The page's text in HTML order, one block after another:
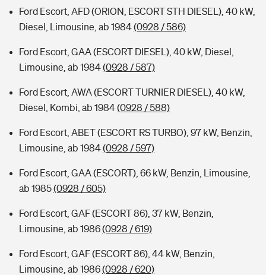
Ford Escort, AFD (ORION, ESCORT STH DIESEL), 40 kW,
Diesel, Limousine, ab 1984(0928 / 586)
Ford Escort, GAA (ESCORT DIESEL), 40 kW, Diesel,
Limousine, ab 1984(0928 / 587)
Ford Escort, AWA (ESCORT TURNIER DIESEL), 40 kW,
Diesel, Kombi, ab 1984(0928 / 588)
Ford Escort, ABET (ESCORT RS TURBO), 97 kW, Benzin,
Limousine, ab 1984(0928 / 597)
Ford Escort, GAA (ESCORT), 66 kW, Benzin, Limousine,
ab 1985(0928 / 605)
Ford Escort, GAF (ESCORT 86), 37 kW, Benzin,
Limousine, ab 1986(0928 / 619)
Ford Escort, GAF (ESCORT 86), 44 kW, Benzin,
Limousine, ab 1986(0928 / 620)